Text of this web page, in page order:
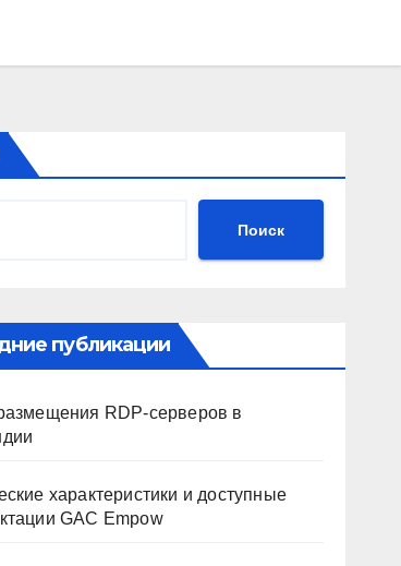
Поиск
публикации
RDP-серверов в
характеристики и доступные
GAC Empow